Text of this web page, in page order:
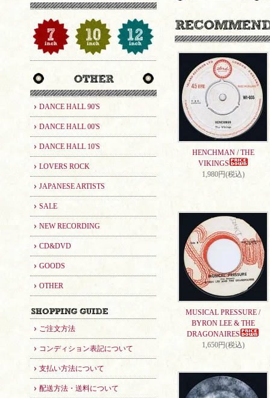
DANCE HALL 90'S
DANCE HALL 00'S
DANCE HALL 10'S
LOVERS ROCK
JAPANESE ARTISTS
SALE
NEW RECORDING
CD&DVD
GOODS
OTHER
ご注文方法
コンディション表記について
支払い方法について
配送方法・送料について
HENCHMAN / THE
VIKINGS
1,980円(税込)
MUSICAL PRESSURE /
BYRON LEE & THE
DRAGONAIRES
1,650円(税込)